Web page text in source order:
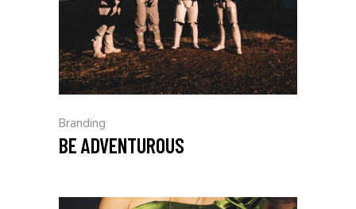
Branding
BE ADVENTUROUS